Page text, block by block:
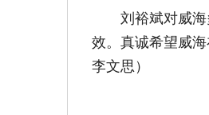
刘裕斌对威
效。真诚希望威
李文思）